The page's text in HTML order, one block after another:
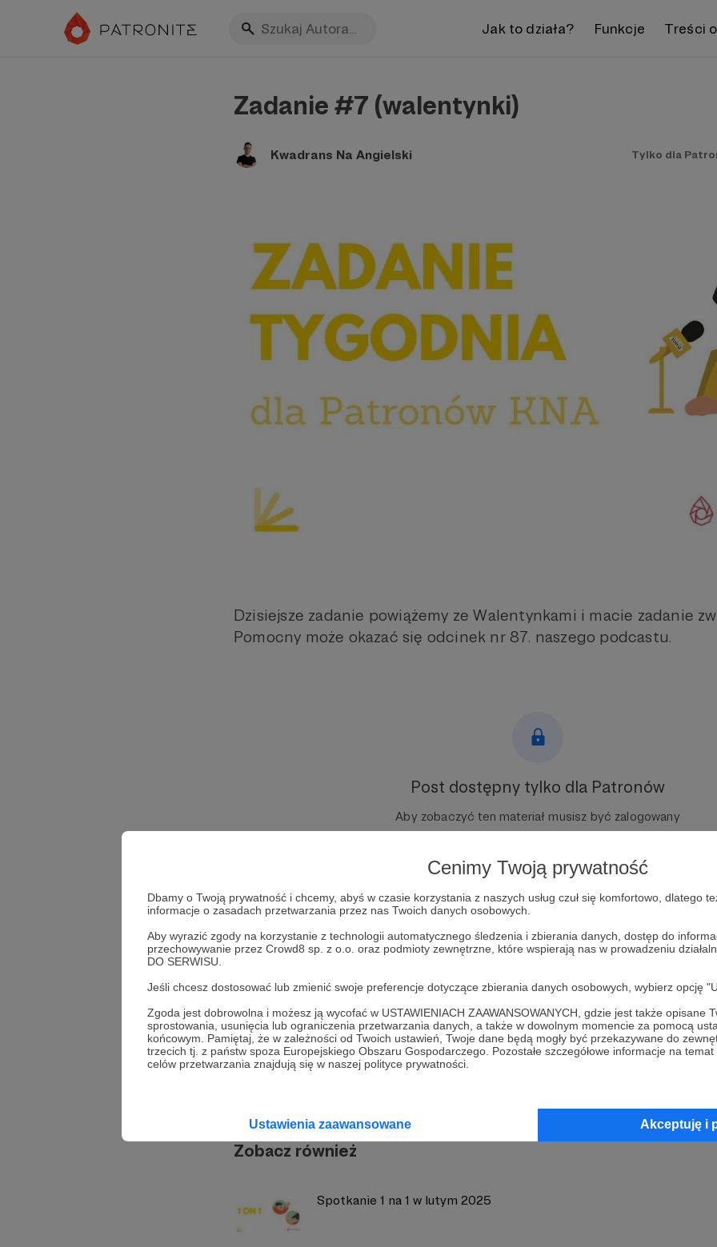
Cenimy Twoją prywatność
Dbamy o Twoją prywatność i chcemy, abyś w czasie korzystania z naszych usług czuł się komfortowo, dlatego
informacje o zasadach przetwarzania przez nas Twoich danych osobowych.
Aby wyrazić zgody na korzystanie z technologii automatycznego śledzenia i zbierania danych, dostęp do
przechowywanie przez Crowd8 sp. z o.o. oraz podmioty zewnętrzne, które wspierają nas w prowadzeniu
DO SERWISU.
Jeśli chcesz dostosować lub zmienić swoje preferencje dotyczące zbierania danych osobowych, wybierz opcję
Zgoda jest dobrowolna i możesz ją wycofać w USTAWIENIACH ZAAWANSOWANYCH, gdzie jest także opisane
sprostowania, usunięcia lub ograniczenia przetwarzania danych, a także w dowolnym momencie za pomocą
końcowym. Pamiętaj, że w zależności od Twoich ustawień, Twoje dane będą mogły być przekazywane do
trzecich tj. z państw spoza Europejskiego Obszaru Gospodarczego. Pozostałe szczegółowe informacje na
celów przetwarzania znajdują się w naszej polityce prywatności.
Ustawienia zaawansowane Akceptuję i
Jak to działa? Funkcje Treści
Zadanie #7 (walentynki)
Kwadrans Na Angielski Tylko dla
Dzisiejsze zadanie powiążemy ze Walentynkami i macie zadanie
Pomocny może okazać się odcinek nr 87. naszego podcastu.
Post dostępny tylko dla Patronów
Aby zobaczyć ten materiał musisz być zalogowany
Zostań Patronem
Zaloguj się
zadanie
Kwadrans Na Angielski
Zobacz również
Spotkanie 1 na 1 w lutym 2025